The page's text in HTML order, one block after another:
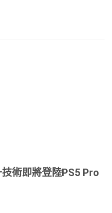
術即將登陸PS5 Pro